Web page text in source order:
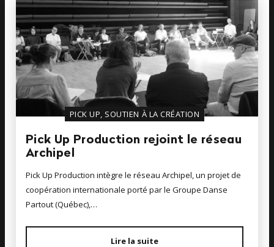
PICK UP, SOUTIEN À LA CRÉATION
Pick Up Production rejoint le réseau
Archipel
Pick Up Production intègre le réseau Archipel, un projet de
coopération internationale porté par le Groupe Danse
Partout (Québec),…
Lire la suite